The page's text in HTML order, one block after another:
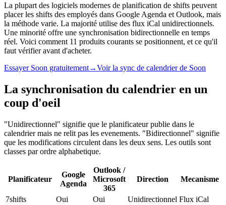
La plupart des logiciels modernes de planification de shifts peuvent
placer les shifts des employés dans Google Agenda et Outlook, mais
la méthode varie. La majorité utilise des flux iCal unidirectionnels.
Une minorité offre une synchronisation bidirectionnelle en temps
réel. Voici comment 11 produits courants se positionnent, et ce qu'il
faut vérifier avant d'acheter.
Essayer Soon gratuitement→Voir la sync de calendrier de Soon
La synchronisation du calendrier en un
coup d'oeil
"Unidirectionnel" signifie que le planificateur publie dans le
calendrier mais ne relit pas les evenements. "Bidirectionnel" signifie
que les modifications circulent dans les deux sens. Les outils sont
classes par ordre alphabetique.
Planificateur
Google
Agenda
Outlook /
Microsoft
365
Direction Mecanisme
7shifts Oui Oui Unidirectionnel Flux iCal